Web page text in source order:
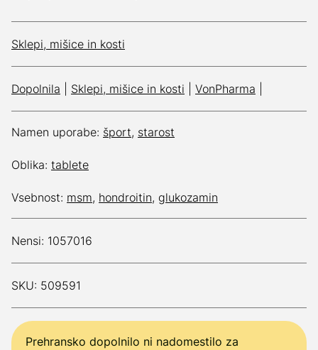
Sklepi, mišice in kosti
Dopolnila Sklepi, mišice in kosti VonPharma
Namen uporabe: šport, starost
Oblika: tablete
Vsebnost: msm, hondroitin, glukozamin
Nensi: 1057016
SKU: 509591
Prehransko dopolnilo ni nadomestilo za